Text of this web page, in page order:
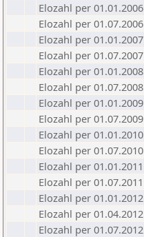
Elozahl per 01.01.2006
Elozahl per 01.07.2006
Elozahl per 01.01.2007
Elozahl per 01.07.2007
Elozahl per 01.01.2008
Elozahl per 01.07.2008
Elozahl per 01.01.2009
Elozahl per 01.07.2009
Elozahl per 01.01.2010
Elozahl per 01.07.2010
Elozahl per 01.01.2011
Elozahl per 01.07.2011
Elozahl per 01.01.2012
Elozahl per 01.04.2012
Elozahl per 01.07.2012